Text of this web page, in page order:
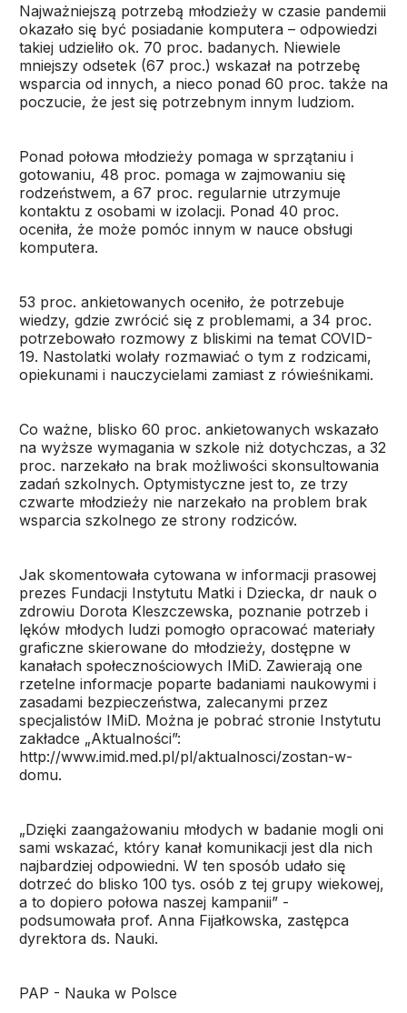
Najważniejszą potrzebą młodzieży w czasie pandemii
okazało się być posiadanie komputera – odpowiedzi
takiej udzieliło ok. 70 proc. badanych. Niewiele
mniejszy odsetek (67 proc.) wskazał na potrzebę
wsparcia od innych, a nieco ponad 60 proc. także na
poczucie, że jest się potrzebnym innym ludziom.
Ponad połowa młodzieży pomaga w sprzątaniu i
gotowaniu, 48 proc. pomaga w zajmowaniu się
rodzeństwem, a 67 proc. regularnie utrzymuje
kontaktu z osobami w izolacji. Ponad 40 proc.
oceniła, że może pomóc innym w nauce obsługi
komputera.
53 proc. ankietowanych oceniło, że potrzebuje
wiedzy, gdzie zwrócić się z problemami, a 34 proc.
potrzebowało rozmowy z bliskimi na temat COVID-
19. Nastolatki wolały rozmawiać o tym z rodzicami,
opiekunami i nauczycielami zamiast z rówieśnikami.
Co ważne, blisko 60 proc. ankietowanych wskazało
na wyższe wymagania w szkole niż dotychczas, a 32
proc. narzekało na brak możliwości skonsultowania
zadań szkolnych. Optymistyczne jest to, ze trzy
czwarte młodzieży nie narzekało na problem brak
wsparcia szkolnego ze strony rodziców.
Jak skomentowała cytowana w informacji prasowej
prezes Fundacji Instytutu Matki i Dziecka, dr nauk o
zdrowiu Dorota Kleszczewska, poznanie potrzeb i
lęków młodych ludzi pomogło opracować materiały
graficzne skierowane do młodzieży, dostępne w
kanałach społecznościowych IMiD. Zawierają one
rzetelne informacje poparte badaniami naukowymi i
zasadami bezpieczeństwa, zalecanymi przez
specjalistów IMiD. Można je pobrać stronie Instytutu
zakładce „Aktualności”:
http://www.imid.med.pl/pl/aktualnosci/zostan-w-
domu.
„Dzięki zaangażowaniu młodych w badanie mogli oni
sami wskazać, który kanał komunikacji jest dla nich
najbardziej odpowiedni. W ten sposób udało się
dotrzeć do blisko 100 tys. osób z tej grupy wiekowej,
a to dopiero połowa naszej kampanii” -
podsumowała prof. Anna Fijałkowska, zastępca
dyrektora ds. Nauki.
PAP - Nauka w Polsce